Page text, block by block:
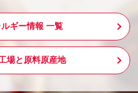
ギー情報 一覧
場と原料原産地